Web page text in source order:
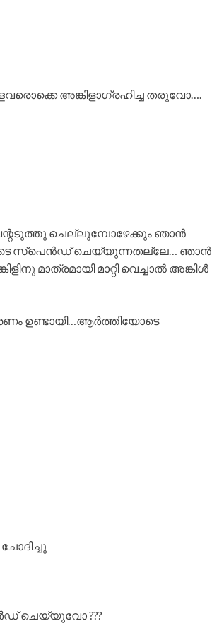
അങ്കിളാഗ്രഹിച്ച തരുവോ….
അവന്റടുത്തു ചെല്ലുമ്പോഴേക്കും ഞാൻ
കൂടെ സ്പെൻഡ്‌ ചെയ്യുന്നതല്ലേ… ഞാൻ
മാത്രമായി മാറ്റി വെച്ചാൽ അങ്കിൾ
ഉണ്ടായി…ആർത്തിയോടെ
ചെയ്യുവോ ???